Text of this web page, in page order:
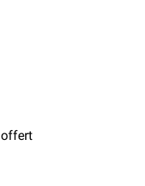
offert